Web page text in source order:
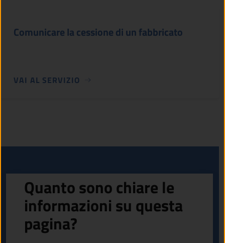
Comunicare la cessione di un fabbricato
VAI AL SERVIZIO
Quanto sono chiare le
informazioni su questa
pagina?